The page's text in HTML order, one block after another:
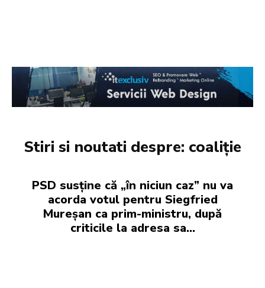
Stiri si noutati despre: coaliție
PSD susține că „în niciun caz” nu va
acorda votul pentru Siegfried
Mureșan ca prim-ministru, după
criticile la adresa sa…